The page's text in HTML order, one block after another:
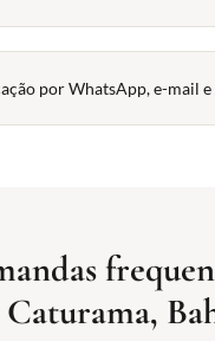
por WhatsApp, e-mail
Caturama,